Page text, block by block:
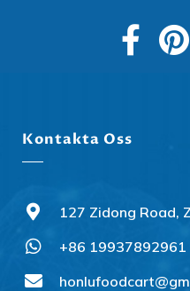
Kontakta Oss
127 Zidong Road,
+86 19937892961